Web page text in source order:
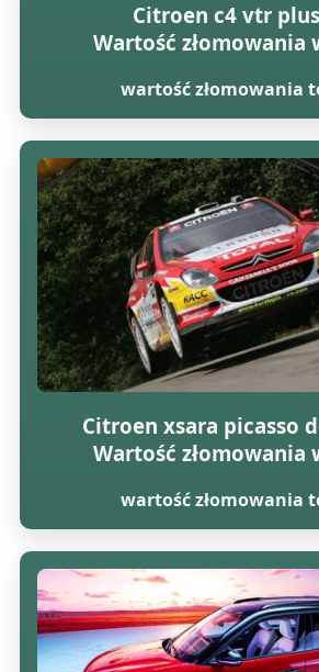
Citroen c4 vtr
Wartość złomowania
wartość złomowania
Citroen xsara picasso
Wartość złomowania
wartość złomowania